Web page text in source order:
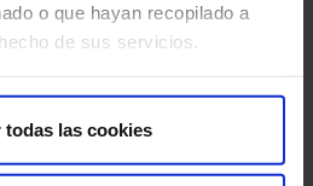
o que hayan recopilado a
de sus servicios.
todas las cookies